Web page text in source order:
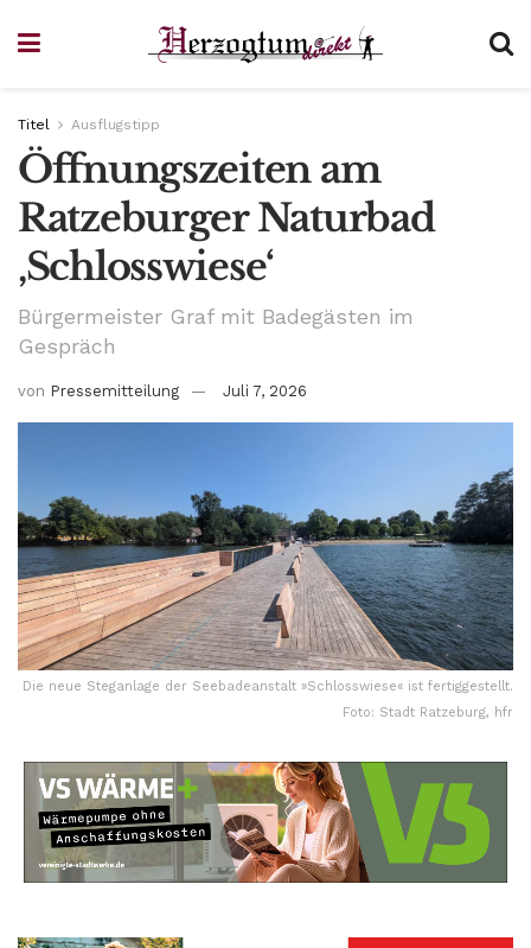
Titel Ausflugstipp
Öffnungszeiten am
Ratzeburger Naturbad
‚Schlosswiese‘
Bürgermeister Graf mit Badegästen im
Gespräch
von Pressemitteilung Juli 7, 2026
Die neue Steganlage der Seebadeanstalt »Schlosswiese« ist fertiggestellt.
Foto: Stadt Ratzeburg, hfr